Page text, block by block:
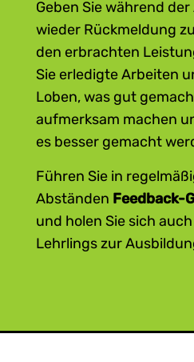
Fehler als
Fehlern lernt man.
Bei Fehlern richtig
Werden Sie nicht
bleiben Sie
gemeinsam mit
besser gemacht
Bei Lob durchaus
Zeigen Sie dem
für das, was er
Holen Sie bei
Geben Sie während
wieder Rückmeldung
den erbrachten
Sie erledigte Arbeiten
Loben, was gut
aufmerksam machen
es besser gemacht
Führen Sie in
Abständen Feedback-
und holen Sie sich
Lehrlings zur